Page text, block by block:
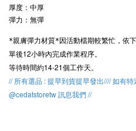
厚度：中厚
彈力：無彈
*親膚彈力材質*因活動檔期較繁忙， 依
單後12小時內完成作業程序。
等待時間約14-21個工作天。
// 所有選品 : 提早到貨提早發出//// 如有
@cedatstoretw 訊息我們 //